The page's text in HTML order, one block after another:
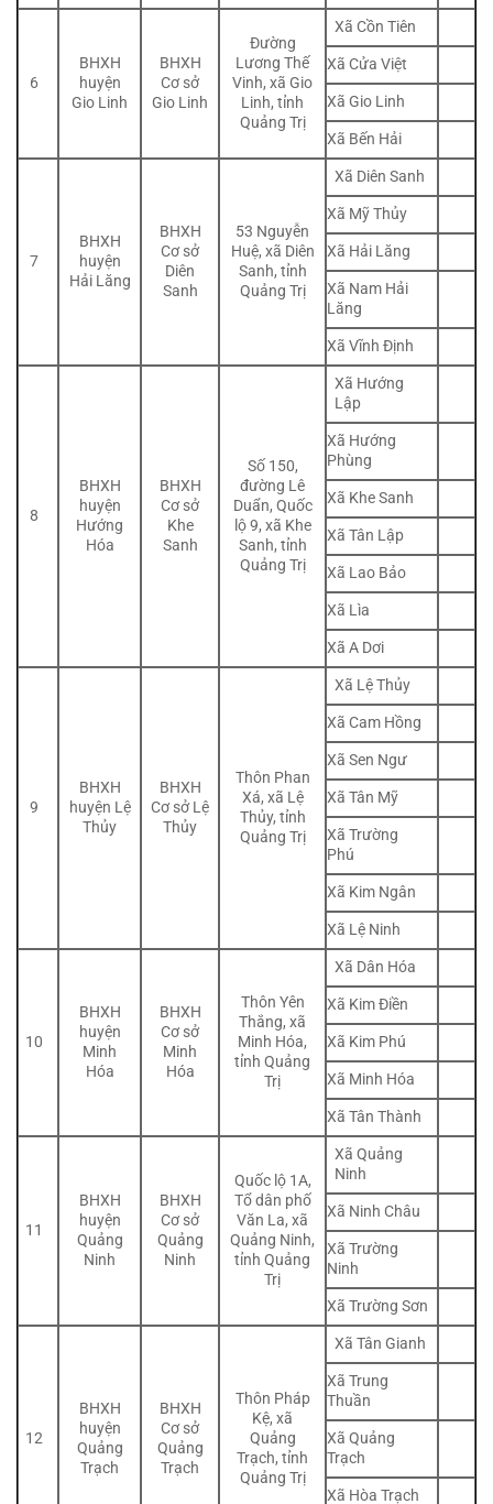
6
BHXH
huyện
Gio Linh
BHXH
Cơ sở
Gio Linh
Đường
Lương Thế
Vinh, xã Gio
Linh, tỉnh
Quảng Trị
Xã Cồn Tiên
Xã Cửa Việt
Xã Gio Linh
Xã Bến Hải
7
BHXH
huyện
Hải Lăng
BHXH
Cơ sở
Diên
Sanh
53 Nguyễn
Huệ, xã Diên
Sanh, tỉnh
Quảng Trị
Xã Diên Sanh
Xã Mỹ Thủy
Xã Hải Lăng
Xã Nam Hải
Lăng
Xã Vĩnh Định
8
BHXH
huyện
Hướng
Hóa
BHXH
Cơ sở
Khe
Sanh
Số 150,
đường Lê
Duẩn, Quốc
lộ 9, xã Khe
Sanh, tỉnh
Quảng Trị
Xã Hướng
Lập
Xã Hướng
Phùng
Xã Khe Sanh
Xã Tân Lập
Xã Lao Bảo
Xã Lìa
Xã A Dơi
9
BHXH
huyện Lệ
Thủy
BHXH
Cơ sở Lệ
Thủy
Thôn Phan
Xá, xã Lệ
Thủy, tỉnh
Quảng Trị
Xã Lệ Thủy
Xã Cam Hồng
Xã Sen Ngư
Xã Tân Mỹ
Xã Trường
Phú
Xã Kim Ngân
Xã Lệ Ninh
10
BHXH
huyện
Minh
Hóa
BHXH
Cơ sở
Minh
Hóa
Thôn Yên
Thắng, xã
Minh Hóa,
tỉnh Quảng
Trị
Xã Dân Hóa
Xã Kim Điền
Xã Kim Phú
Xã Minh Hóa
Xã Tân Thành
11
BHXH
huyện
Quảng
Ninh
BHXH
Cơ sở
Quảng
Ninh
Quốc lộ 1A,
Tổ dân phố
Văn La, xã
Quảng Ninh,
tỉnh Quảng
Trị
Xã Quảng
Ninh
Xã Ninh Châu
Xã Trường
Ninh
Xã Trường Sơn
12
BHXH
huyện
Quảng
Trạch
BHXH
Cơ sở
Quảng
Trạch
Thôn Pháp
Kệ, xã
Quảng
Trạch, tỉnh
Quảng Trị
Xã Tân Gianh
Xã Trung
Thuần
Xã Quảng
Trạch
Xã Hòa Trạch